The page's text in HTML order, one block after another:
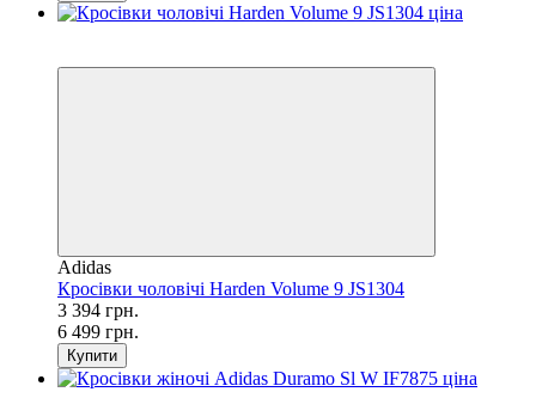
Adidas
Кросівки чоловічі Harden Volume 9 JS1304
3 394 грн.
6 499 грн.
Купити